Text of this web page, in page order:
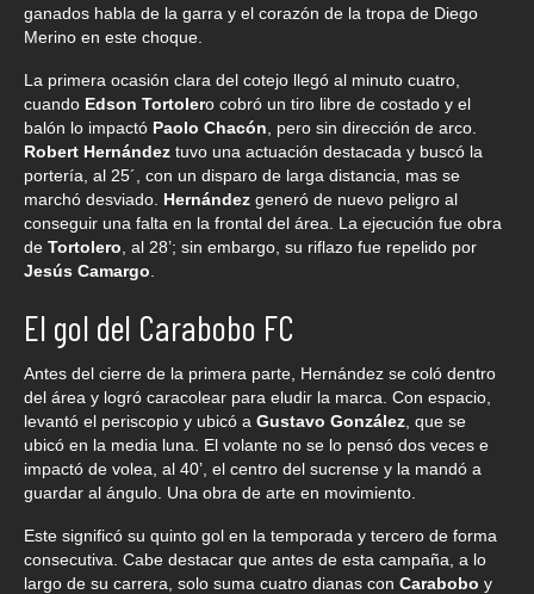
ganados habla de la garra y el corazón de la tropa de Diego
Merino en este choque.
La primera ocasión clara del cotejo llegó al minuto cuatro,
cuando Edson Tortolero cobró un tiro libre de costado y el
balón lo impactó Paolo Chacón , pero sin dirección de arco.
Robert Hernández tuvo una actuación destacada y buscó la
portería, al 25´, con un disparo de larga distancia, mas se
marchó desviado. Hernández generó de nuevo peligro al
conseguir una falta en la frontal del área. La ejecución fue obra
de Tortolero , al 28’; sin embargo, su riflazo fue repelido por
Jesús Camargo
El gol del Carabobo FC
Antes del cierre de la primera parte, Hernández se coló dentro
del área y logró caracolear para eludir la marca. Con espacio,
levantó el periscopio y ubicó a Gustavo González , que se
ubicó en la media luna. El volante no se lo pensó dos veces e
impactó de volea, al 40’, el centro del sucrense y la mandó a
guardar al ángulo. Una obra de arte en movimiento.
Este significó su quinto gol en la temporada y tercero de forma
consecutiva. Cabe destacar que antes de esta campaña, a lo
largo de su carrera, solo suma cuatro dianas con Carabobo y